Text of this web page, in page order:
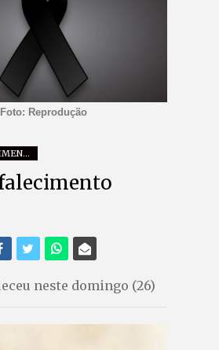
Foto: Reprodução
NOTA DE FALECIMENTO
neste domingo (26)